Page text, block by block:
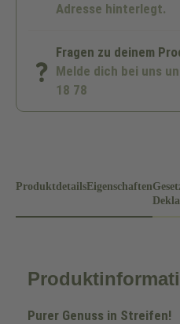
Adresse hinterlegt.
Fragen zu deinem
Melde dich bei uns
18 78
ProduktdetailsEigenschaften
Purer Genuss in Streifen!